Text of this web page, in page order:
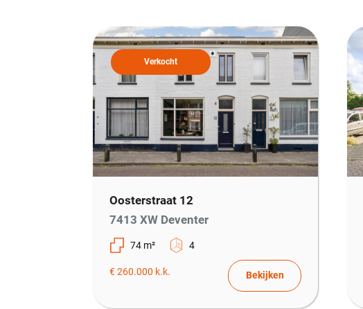
Verkocht
Oosterstraat 12
7413 XW Deventer
74 m² 4
€ 260.000 k.k. Bekijken